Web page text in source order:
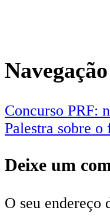
Concurso PRF:
Palestra sobre
Deixe um
O seu endereço